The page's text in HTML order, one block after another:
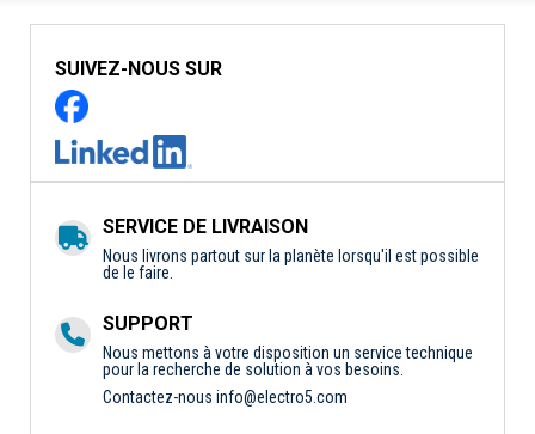
SUIVEZ-NOUS SUR
SERVICE DE LIVRAISON
Nous livrons partout sur la planète lorsqu'il est possible
de le faire.
SUPPORT
Nous mettons à votre disposition un service technique
pour la recherche de solution à vos besoins.
Contactez-nous info@electro5.com